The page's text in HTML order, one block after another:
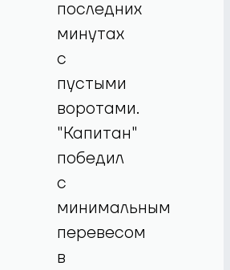
последних
минутах
с
пустыми
воротами.
"Капитан"
победил
с
минимальным
перевесом
в